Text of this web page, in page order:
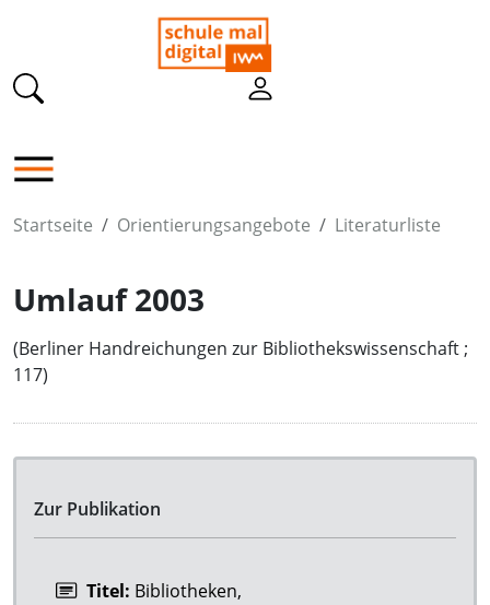
Startseite Orientierungsangebote Literaturliste
Umlauf 2003
(Berliner Handreichungen zur Bibliothekswissenschaft ;
117)
Zur Publikation
Titel: Bibliotheken,